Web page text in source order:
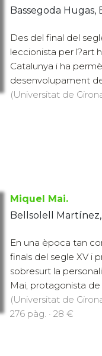
Bassegoda Hugas,
Des del final del
leccionista per l?art
Catalunya i ha
desenvolupament
(Universitat de
Miquel Mai.
Bellsolell Martínez,
En una època tan
finals del segle XV i
sobresurt la
Mai, protagonista
(Universitat de
276 pàg. · 28 €